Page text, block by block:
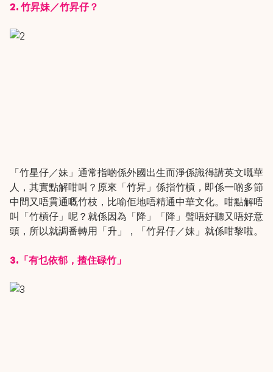
2. 竹昇妹／竹昇仔？
「竹星仔／妹」通常指啲係外國出生而淨係識得講英文嘅華
人，其實點解咁叫？原來「竹昇」係指竹槓，即係一啲多節
中間又唔貫通嘅竹枝，比喻佢地唔精通中華文化。咁點解唔
叫「竹槓仔」呢？就係因為「降」「降」聲唔好聽又唔好意
頭，所以就調番轉用「升」，「竹昇仔／妹」就係咁黎啦。
3.「有乜依郁，揸住碌竹」